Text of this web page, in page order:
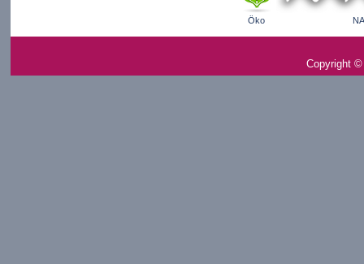
Öko
Copyright